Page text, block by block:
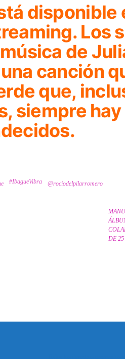
disponible
Los
de
canción
que,
siempre
#IbagueVibra @rociodelpilarromero
DE 25